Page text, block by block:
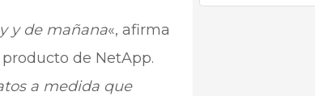
y de mañana«, afirma
de NetApp.
a medida que